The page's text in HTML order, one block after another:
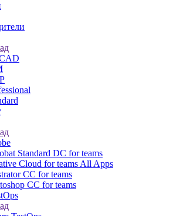
Standard DC for teams
Cloud for teams All Apps
CC for teams
CC for teams